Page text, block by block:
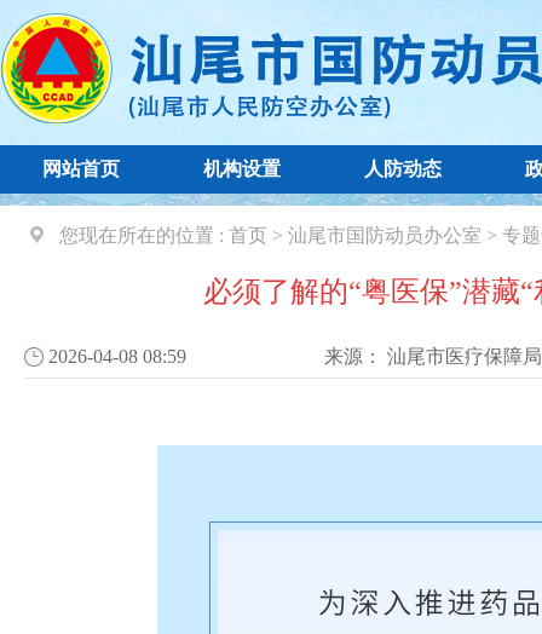
网站首页 机构设置 人防动态
您现在所在的位置 : 首页 > 汕尾市国防动员办公室 > 专
必须了解的“粤医保”潜藏
2026-04-08 08:59 来源： 汕尾市医疗保障